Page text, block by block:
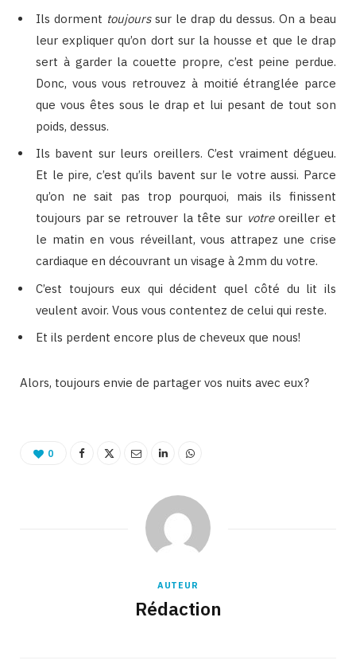
Ils dorment toujourssur le drap du dessus. On a beau
leur expliquer qu’on dort sur la housse et que le drap
sert à garder la couette propre, c’est peine perdue.
Donc, vous vous retrouvez à moitié étranglée parce
que vous êtes sous le drap et lui pesant de tout son
poids, dessus.
Ils bavent sur leurs oreillers. C’est vraiment dégueu.
Et le pire, c’est qu’ils bavent sur le votre aussi. Parce
qu’on ne sait pas trop pourquoi, mais ils finissent
toujours par se retrouver la tête sur votreoreiller et
le matin en vous réveillant, vous attrapez une crise
cardiaque en découvrant un visage à 2mm du votre.
C’est toujours eux qui décident quel côté du lit ils
veulent avoir. Vous vous contentez de celui qui reste.
Et ils perdent encore plus de cheveux que nous!
Alors, toujours envie de partager vos nuits avec eux?
0
AUTEUR
Rédaction